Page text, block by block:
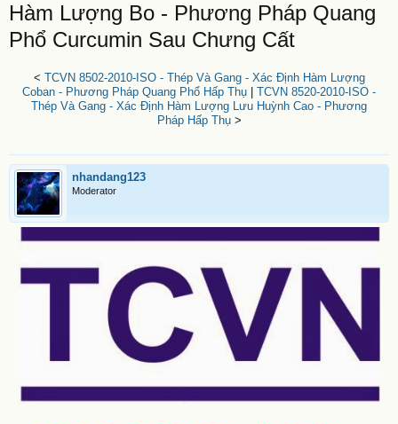
Hàm Lượng Bo - Phương Pháp Quang
Phổ Curcumin Sau Chưng Cất
< TCVN 8502-2010-ISO - Thép Và Gang - Xác Định Hàm Lượng
Coban - Phương Pháp Quang Phổ Hấp Thụ
TCVN 8520-2010-ISO -
Thép Và Gang - Xác Định Hàm Lượng Lưu Huỳnh Cao - Phương
Pháp Hấp Thụ>
nhandang123
Moderator